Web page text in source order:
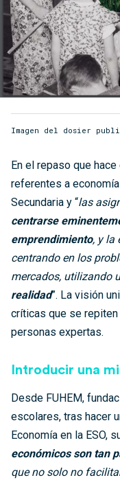
Imagen del dosier
En el repaso que
referentes a
Secundaria y “las
centrarse
emprendimiento, y la
centrando en los
mercados, utilizando
realidad”. La visión
críticas que se
personas expertas.
Introducir una
Desde FUHEM,
escolares, tras hacer
Economía en la ESO,
económicos son tan
que no solo no